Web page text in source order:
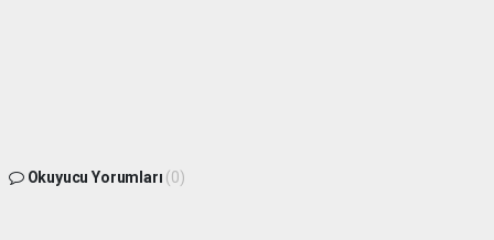
Okuyucu Yorumları (0)